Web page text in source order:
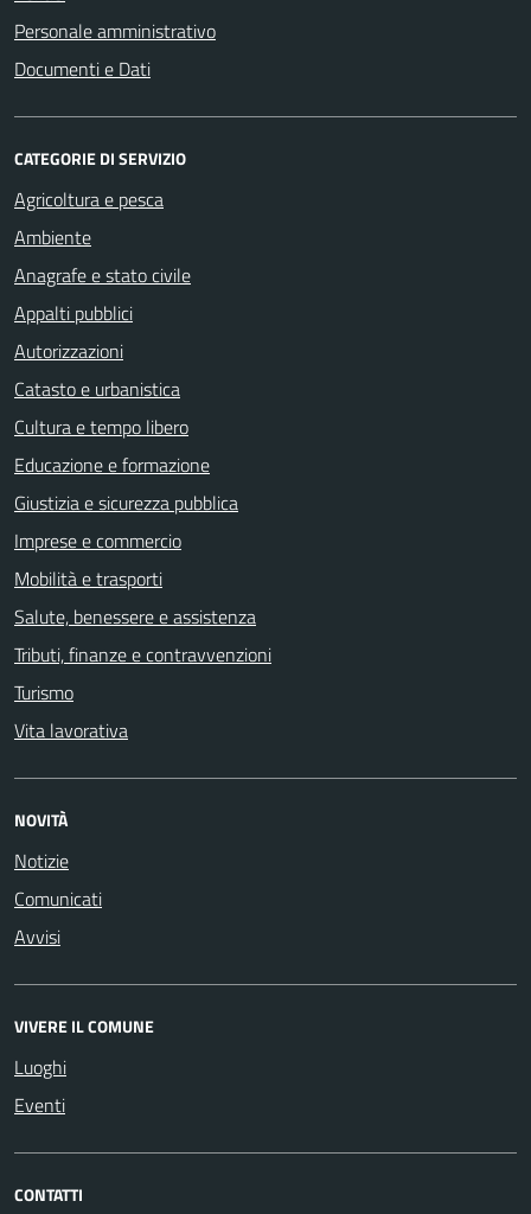
Personale amministrativo
Documenti e Dati
CATEGORIE DI SERVIZIO
Agricoltura e pesca
Ambiente
Anagrafe e stato civile
Appalti pubblici
Autorizzazioni
Catasto e urbanistica
Cultura e tempo libero
Educazione e formazione
Giustizia e sicurezza pubblica
Imprese e commercio
Mobilità e trasporti
Salute, benessere e assistenza
Tributi, finanze e contravvenzioni
Turismo
Vita lavorativa
NOVITÀ
Notizie
Comunicati
Avvisi
VIVERE IL COMUNE
Luoghi
Eventi
CONTATTI